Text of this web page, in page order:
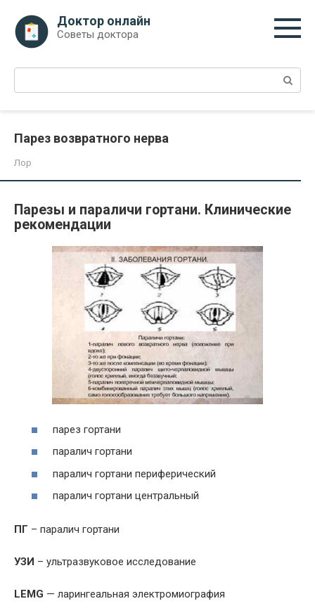
контенту
Доктор онлайн
Советы доктора
Поиск:
Парез возвратного нерва
Лор
Парезы и параличи гортани. Клинические
рекомендации
парез гортани
паралич гортани
паралич гортани периферический
паралич гортани центральный
ПГ – паралич гортани
УЗИ – ультразвуковое исследование
LEMG — ларингеальная электромиография